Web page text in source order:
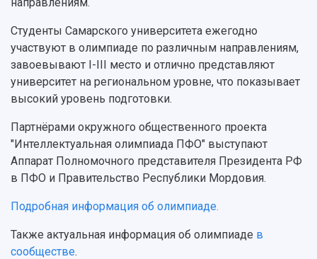
Студенты Самарского университета ежегодно
участвуют в олимпиаде по различным направлениям,
завоевывают I-III место и отлично представляют
университет на региональном уровне, что показывает
высокий уровень подготовки.
Партнёрами окружного общественного проекта
"Интеллектуальная олимпиада ПФО" выступают
Аппарат Полномочного представителя Президента РФ
в ПФО и Правительство Республики Мордовия.
Подробная информация об олимпиаде.
Также актуальная информация об олимпиаде в
сообществе.